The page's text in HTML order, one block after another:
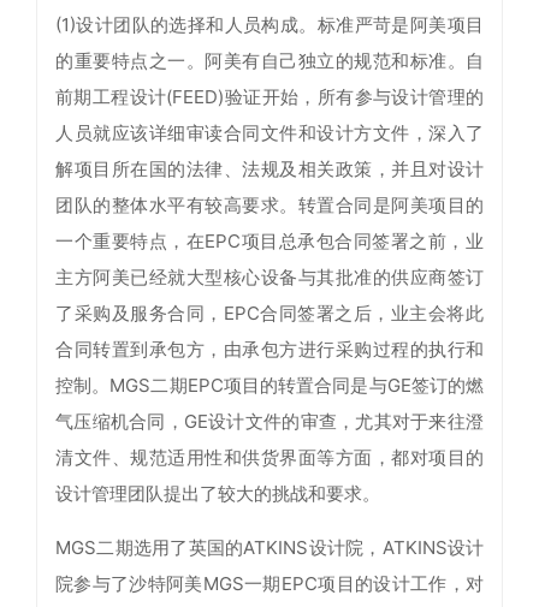
(1)设计团队的选择和人员构成。标准严苛是阿美项目
的重要特点之一。阿美有自己独立的规范和标准。自
前期工程设计(FEED)验证开始，所有参与设计管理的
人员就应该详细审读合同文件和设计方文件，深入了
解项目所在国的法律、法规及相关政策，并且对设计
团队的整体水平有较高要求。转置合同是阿美项目的
一个重要特点，在EPC项目总承包合同签署之前，业
主方阿美已经就大型核心设备与其批准的供应商签订
了采购及服务合同，EPC合同签署之后，业主会将此
合同转置到承包方，由承包方进行采购过程的执行和
控制。MGS二期EPC项目的转置合同是与GE签订的燃
气压缩机合同，GE设计文件的审查，尤其对于来往澄
清文件、规范适用性和供货界面等方面，都对项目的
设计管理团队提出了较大的挑战和要求。
MGS二期选用了英国的ATKINS设计院，ATKINS设计
院参与了沙特阿美MGS一期EPC项目的设计工作，对